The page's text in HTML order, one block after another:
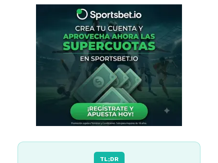
TL;DR